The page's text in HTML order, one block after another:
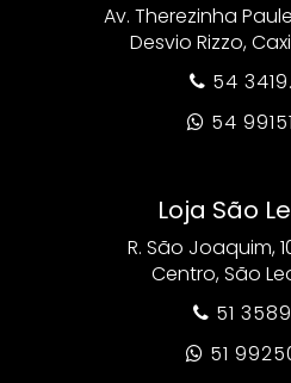
Av. Therezinha
Desvio Rizzo,
 54
 54
Loja São
R. São Joaquim,
Centro, São
 51
 51